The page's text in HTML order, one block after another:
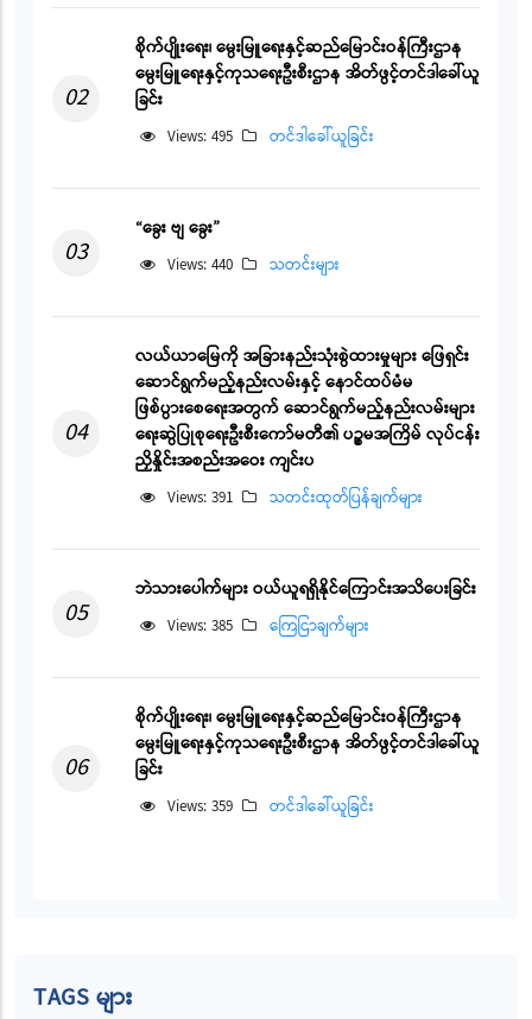
02
စိုက်ပျိုးရေး၊ မွေးမြူရေးနှင့်ဆည်မြောင်းဝန်ကြီးဌာန
မွေးမြူရေးနှင့်ကုသရေးဦးစီးဌာန အိတ်ဖွင့်တင်ဒါခေါ်ယူ
ခြင်း
Views: 495 တင်ဒါခေါ်ယူခြင်း
03
“ခွေး ဗျ ခွေး”
Views: 440 သတင်းများ
04
လယ်ယာမြေကို အခြားနည်းသုံးစွဲထားမှုများ ဖြေရှင်း
ဆောင်ရွက်မည့်နည်းလမ်းနှင့် နောင်ထပ်မံမ
ဖြစ်ပွားစေရေးအတွက် ဆောင်ရွက်မည့်နည်းလမ်းများ
ရေးဆွဲပြုစုရေးဦးစီးကော်မတီ၏ ပဉ္စမအကြိမ် လုပ်ငန်း
ညှိနှိုင်းအစည်းအဝေး ကျင်းပ
Views: 391 သတင်းထုတ်ပြန်ချက်များ
05
ဘဲသားပေါက်များ ဝယ်ယူရရှိနိုင်ကြောင်းအသိပေးခြင်း
Views: 385 ကြေငြာချက်များ
06
စိုက်ပျိုးရေး၊ မွေးမြူရေးနှင့်ဆည်မြောင်းဝန်ကြီးဌာန
မွေးမြူရေးနှင့်ကုသရေးဦးစီးဌာန အိတ်ဖွင့်တင်ဒါခေါ်ယူ
ခြင်း
Views: 359 တင်ဒါခေါ်ယူခြင်း
TAGS များ